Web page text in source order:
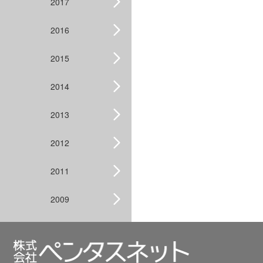
2016
2015
2014
2013
2012
2011
2009